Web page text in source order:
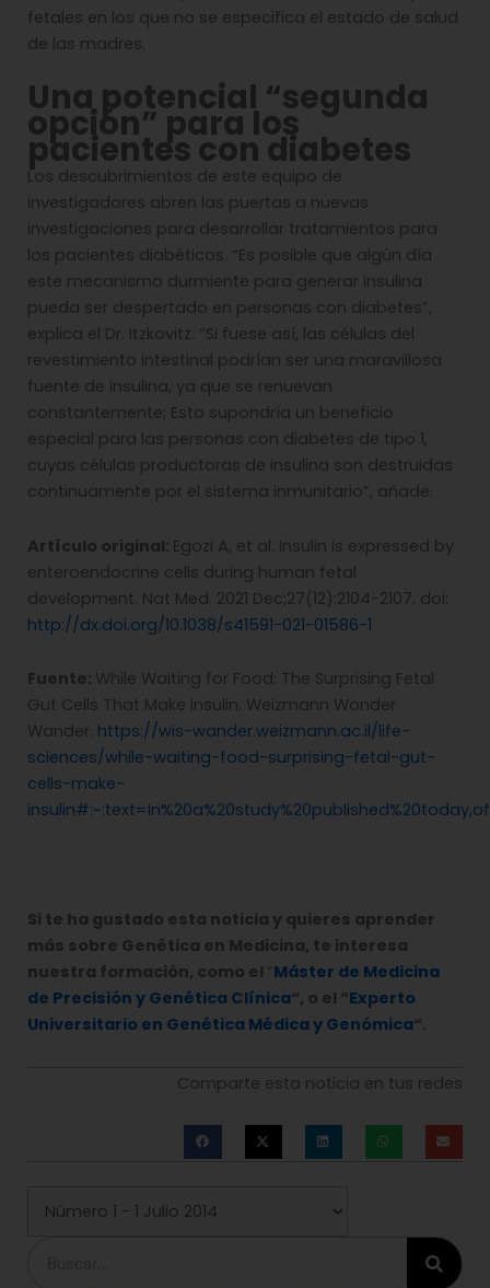
fetales en los que no se especifica el estado de salud
de las madres.
Una potencial “segunda
opción” para los
pacientes con diabetes
Los descubrimientos de este equipo de
investigadores abren las puertas a nuevas
investigaciones para desarrollar tratamientos para
los pacientes diabéticos. “Es posible que algún día
este mecanismo durmiente para generar insulina
pueda ser despertado en personas con diabetes”,
explica el Dr. Itzkovitz. “Si fuese así, las células del
revestimiento intestinal podrían ser una maravillosa
fuente de insulina, ya que se renuevan
constantemente; Esto supondría un beneficio
especial para las personas con diabetes de tipo 1,
cuyas células productoras de insulina son destruidas
continuamente por el sistema inmunitario”, añade.
Artículo original: Egozi A, et al. Insulin is expressed by
enteroendocrine cells during human fetal
development. Nat Med. 2021 Dec;27(12):2104-2107. doi:
http://dx.doi.org/10.1038/s41591-021-01586-1
Fuente: While Waiting for Food: The Surprising Fetal
Gut Cells That Make Insulin. Weizmann Wonder
Wander. https://wis-wander.weizmann.ac.il/life-
sciences/while-waiting-food-surprising-fetal-gut-
cells-make-
Si te ha gustado esta noticia y quieres aprender
más sobre Genética en Medicina, te interesa
nuestra formación, como el “Máster de Medicina
de Precisión y Genética Clínica“, o el “Experto
Universitario en Genética Médica y Genómica“.
Comparte esta noticia en tus redes